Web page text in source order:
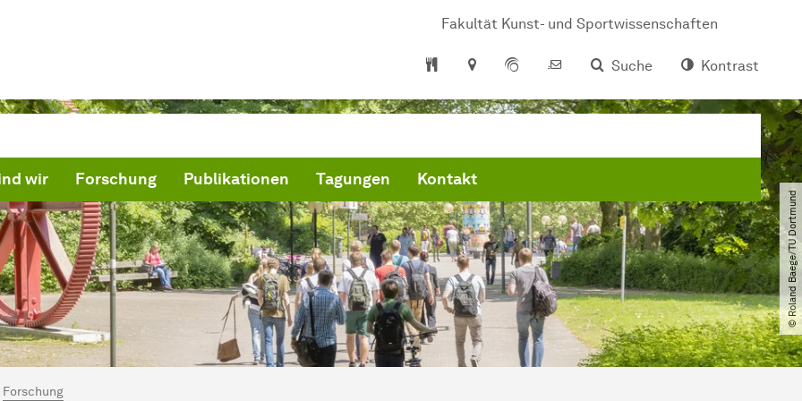
Fakultät Kunst- und Sportwissenschaften
Suche
Kontrast
wir Forschung Publikationen Tagungen Kontakt
© Roland Baege​/​TU Dortmund
hier:
Forschung